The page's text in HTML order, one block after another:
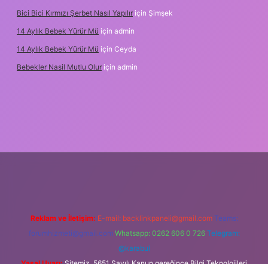
Bici Bici Kırmızı Şerbet Nasıl Yapılır için Şimşek
14 Aylık Bebek Yürür Mü için admin
14 Aylık Bebek Yürür Mü için Ceyda
Bebekler Nasil Mutlu Olur için admin
Reklam ve İletişim: E-mail: backlinkpaneli@gmail.com Teams:
forumhizmeti@gmail.com Whatsapp: 0262 606 0 726 Telegram:
@karabul